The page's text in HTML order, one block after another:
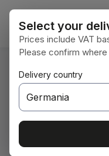
Sari la conținutul principal
Sunteți aici: Acasă
Select your
Prices include VAT
Please confirm
Delivery country